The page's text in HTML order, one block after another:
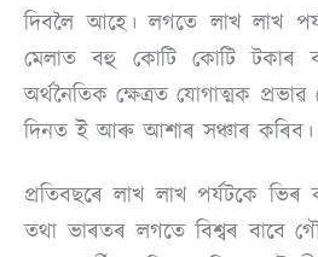
দিবলৈ আহে। লগতে লাখ লাখ
মেলাত বহু কোটি কোটি টকাৰ
অৰ্থনৈতিক ক্ষেত্ৰত যোগাত্মক
দিনত ই আৰু আশাৰ সঞ্চাৰ কৰিব।
প্ৰতিবছৰে লাখ লাখ পৰ্যটকে ভিৰ
তথা ভাৰতৰ লগতে বিশ্বৰ বাবে